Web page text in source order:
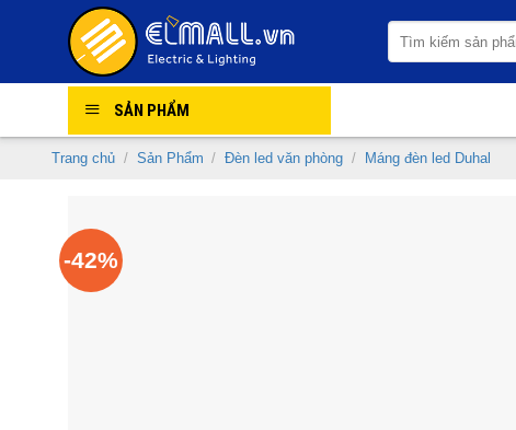
kiếm:
SẢN PHẨM
Trang chủ / Sản Phẩm / Đèn led văn phòng / Máng đèn led Duhal
-42%